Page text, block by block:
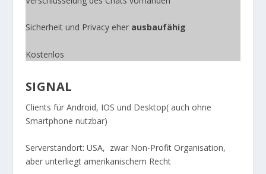
Sicherheit und Privacy eher ausbaufähig
Kostenlos
SIGNAL
Clients für Android, IOS und Desktop( auch ohne
Smartphone nutzbar)
Serverstandort: USA, zwar Non-Profit Organisation,
aber unterliegt amerikanischem Recht